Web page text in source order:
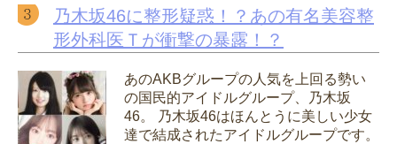
乃木坂46に整形疑惑！？あの有名美容整
形外科医Ｔが衝撃の暴露！？
あのAKBグループの人気を上回る勢い
の国民的アイドルグループ、乃木坂
46。 乃木坂46はほんとうに美しい少女
達で結成されたアイドルグループです。